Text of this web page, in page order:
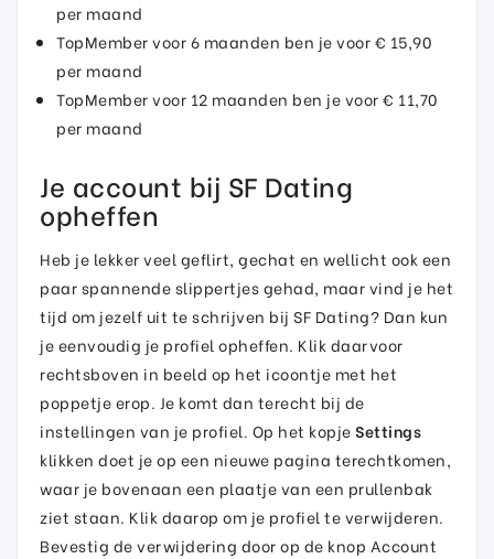
per maand
TopMember voor 6 maanden ben je voor € 15,90
per maand
TopMember voor 12 maanden ben je voor € 11,70
per maand
Je account bij SF Dating
opheffen
Heb je lekker veel geflirt, gechat en wellicht ook een
paar spannende slippertjes gehad, maar vind je het
tijd om jezelf uit te schrijven bij SF Dating? Dan kun
je eenvoudig je profiel opheffen. Klik daarvoor
rechtsboven in beeld op het icoontje met het
poppetje erop. Je komt dan terecht bij de
instellingen van je profiel. Op het kopjeSettings
klikken doet je op een nieuwe pagina terechtkomen,
waar je bovenaan een plaatje van een prullenbak
ziet staan. Klik daarop om je profiel te verwijderen.
Bevestig de verwijdering door op de knop Account